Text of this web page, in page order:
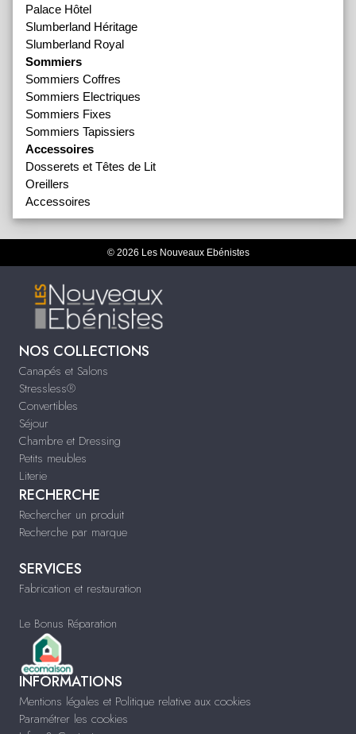
Palace Hôtel
Slumberland Héritage
Slumberland Royal
Sommiers
Sommiers Coffres
Sommiers Electriques
Sommiers Fixes
Sommiers Tapissiers
Accessoires
Dosserets et Têtes de Lit
Oreillers
Accessoires
© 2026 Les Nouveaux Ebénistes
NOS COLLECTIONS
Canapés et Salons
Stressless®
Convertibles
Séjour
Chambre et Dressing
Petits meubles
Literie
RECHERCHE
Rechercher un produit
Recherche par marque
SERVICES
Fabrication et restauration
Le Bonus Réparation
INFORMATIONS
Mentions légales et Politique relative aux cookies
Paramétrer les cookies